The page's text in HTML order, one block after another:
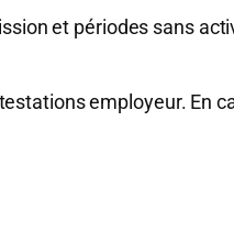
et périodes sans
employeur. En